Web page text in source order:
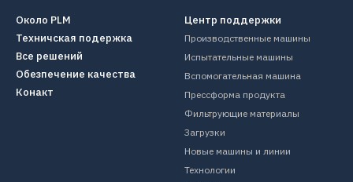
Центр поддержки
Производственные машины
Испытательные машины
Вспомогательная машина
Прессформа продукта
Фильтрующие материалы
Загрузки
Новые машины и линии
Технологии
Около PLM
Техничская подержка
Все решений
Обезпечение качества
Конакт